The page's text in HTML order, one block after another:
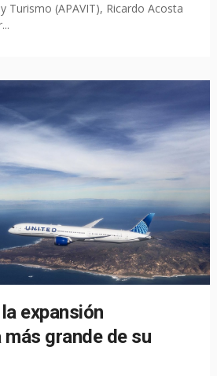
Turismo (APAVIT), Ricardo Acosta
expansión
grande de su